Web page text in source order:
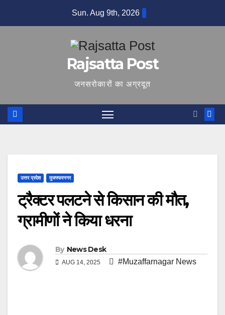
Sun. Aug 9th, 2026
Rajsatta Post
जनसरोकारों का अग्रदूत
उत्तर प्रदेश मुजफ्फरनगर
ट्रैक्टर पलटने से किसान की मौत,
ग्रामीणों ने किया धरना
By News Desk
AUG 14, 2025 #Muzaffarnagar News